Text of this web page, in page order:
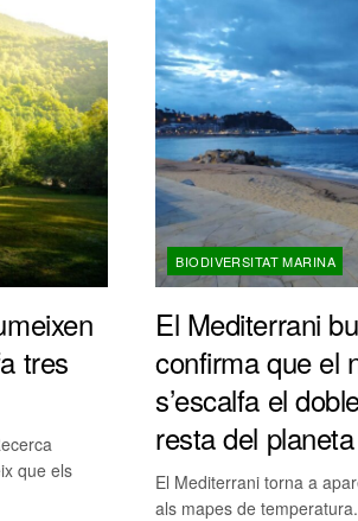
tres
que els
BIODIVERSITAT MARINA
El Mediterrani
confirma que el
s’escalfa el
resta del planeta
El Mediterrani torna a
als mapes de